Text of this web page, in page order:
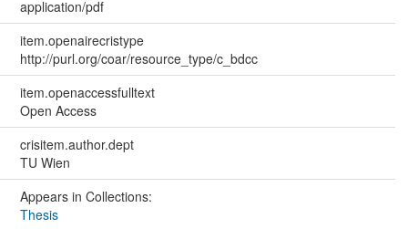
application/pdf
item.openairecristype
http://purl.org/coar/resource_type/c_bdcc
item.openaccessfulltext
Open Access
crisitem.author.dept
TU Wien
Appears in Collections:
Thesis